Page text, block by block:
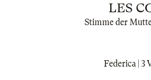
LES
Stimme der
Federica | 3